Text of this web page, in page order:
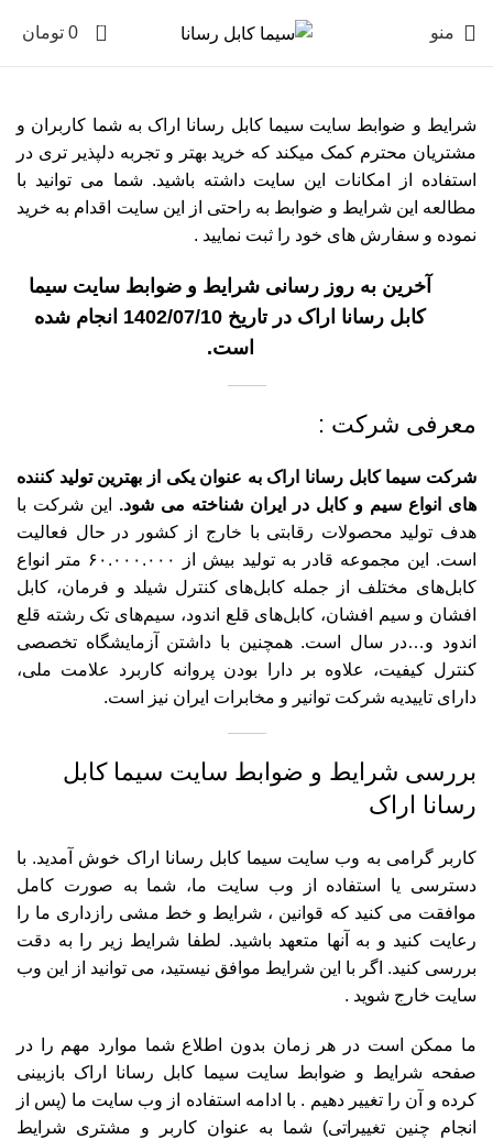
منو 0
0 تومان
شرایط و ضوابط سایت سیما کابل رسانا اراک به شما کاربران و
مشتریان محترم کمک میکند که خرید بهتر و تجربه دلپذیر تری در
استفاده از امکانات این سایت داشته باشید. شما می توانید با
مطالعه این شرایط و ضوابط به راحتی از این سایت اقدام به خرید
نموده و سفارش های خود را ثبت نمایید .
آخرین به روز رسانی شرایط و ضوابط سایت سیما
کابل رسانا اراک در تاریخ 1402/07/10 انجام شده
است.
معرفی شرکت :
شرکت سیما کابل رسانا اراک به عنوان یکی از بهترین تولید کننده
های انواع سیم و کابل در ایران شناخته می شود. این شرکت با
هدف تولید محصولات رقابتی با خارج از کشور در حال فعالیت
است. این مجموعه قادر به تولید بیش از ۶۰.۰۰۰.۰۰۰ متر انواع
کابل‌های مختلف از جمله کابل‌های کنترل شیلد و فرمان، کابل
افشان و سیم افشان، کابل‌های قلع اندود، سیم‌های تک رشته قلع
اندود و…در سال است. همچنین با داشتن آزمایشگاه تخصصی
کنترل کیفیت، علاوه بر دارا بودن پروانه کاربرد علامت ملی،
دارای تاییدیه شرکت توانیر و مخابرات ایران نیز است.
بررسی شرایط و ضوابط سایت سیما کابل
رسانا اراک
کاربر گرامی به وب سایت سیما کابل رسانا اراک خوش آمدید. با
دسترسی یا استفاده از وب سایت ما، شما به صورت کامل
موافقت می کنید که قوانین ، شرایط و خط مشی رازداری ما را
رعایت کنید و به آنها متعهد باشید. لطفا شرایط زیر را به دقت
بررسی کنید. اگر با این شرایط موافق نیستید، می توانید از این وب
سایت خارج شوید .
ما ممکن است در هر زمان بدون اطلاع شما موارد مهم را در
صفحه شرایط و ضوابط سایت سیما کابل رسانا اراک بازبینی
کرده و آن را تغییر دهیم . با ادامه استفاده از وب سایت ما (پس از
انجام چنین تغییراتی) شما به عنوان کاربر و مشتری شرایط